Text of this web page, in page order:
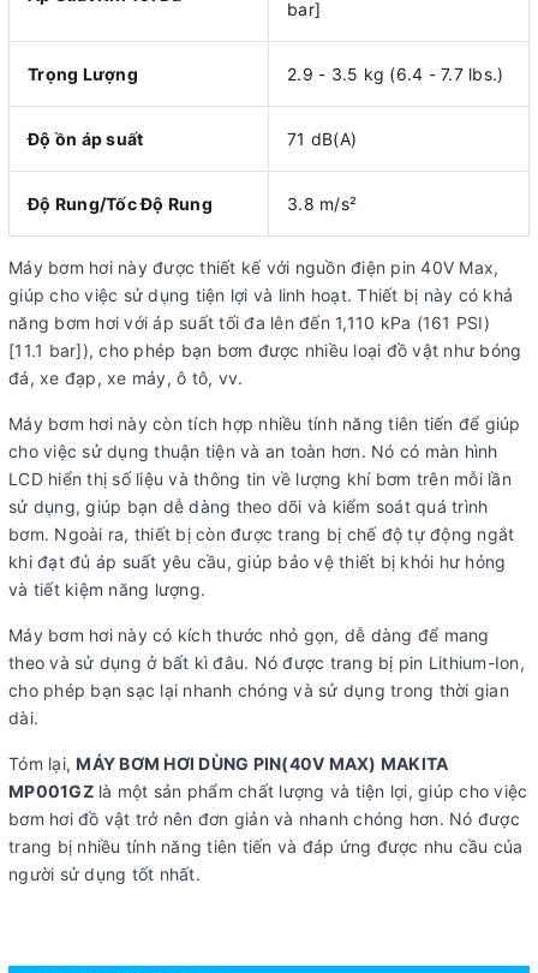
bar]
Trọng Lượng 2.9 - 3.5 kg (6.4 - 7.7 lbs.)
Độ ồn áp suất 71 dB(A)
Độ Rung/Tốc Độ Rung 3.8 m/s²
Máy bơm hơi này được thiết kế với nguồn điện pin 40V Max,
giúp cho việc sử dụng tiện lợi và linh hoạt. Thiết bị này có khả
năng bơm hơi với áp suất tối đa lên đến 1,110 kPa (161 PSI)
[11.1 bar]), cho phép bạn bơm được nhiều loại đồ vật như bóng
đá, xe đạp, xe máy, ô tô, vv.
Máy bơm hơi này còn tích hợp nhiều tính năng tiên tiến để giúp
cho việc sử dụng thuận tiện và an toàn hơn. Nó có màn hình
LCD hiển thị số liệu và thông tin về lượng khí bơm trên mỗi lần
sử dụng, giúp bạn dễ dàng theo dõi và kiểm soát quá trình
bơm. Ngoài ra, thiết bị còn được trang bị chế độ tự động ngắt
khi đạt đủ áp suất yêu cầu, giúp bảo vệ thiết bị khỏi hư hỏng
và tiết kiệm năng lượng.
Máy bơm hơi này có kích thước nhỏ gọn, dễ dàng để mang
theo và sử dụng ở bất kì đâu. Nó được trang bị pin Lithium-Ion,
cho phép bạn sạc lại nhanh chóng và sử dụng trong thời gian
dài.
Tóm lại,MÁY BƠM HƠI DÙNG PIN(40V MAX) MAKITA
MP001GZlà một sản phẩm chất lượng và tiện lợi, giúp cho việc
bơm hơi đồ vật trở nên đơn giản và nhanh chóng hơn. Nó được
trang bị nhiều tính năng tiên tiến và đáp ứng được nhu cầu của
người sử dụng tốt nhất.